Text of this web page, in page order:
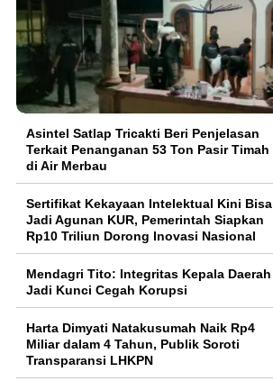
Asintel Satlap Tricakti Beri Penjelasan
Terkait Penanganan 53 Ton Pasir Timah
di Air Merbau
Sertifikat Kekayaan Intelektual Kini Bisa
Jadi Agunan KUR, Pemerintah Siapkan
Rp10 Triliun Dorong Inovasi Nasional
Mendagri Tito: Integritas Kepala Daerah
Jadi Kunci Cegah Korupsi
Harta Dimyati Natakusumah Naik Rp4
Miliar dalam 4 Tahun, Publik Soroti
Transparansi LHKPN